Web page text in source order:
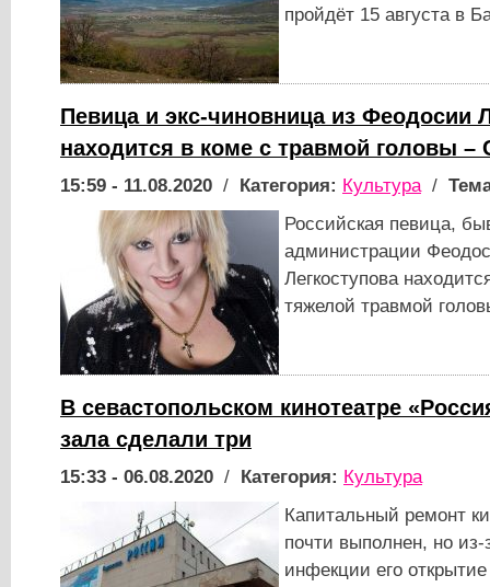
пройдёт 15 августа в
Певица и экс-чиновница из Феодосии
находится в коме с травмой головы
15:59 - 11.08.2020 / Категория: Культура/
Российская певица,
администрации
Легкоступова
тяжелой травмой
В севастопольском кинотеатре
зала сделали три
15:33 - 06.08.2020 / Категория: Культура
Капитальный ремонт
почти выполнен, но из-
инфекции его